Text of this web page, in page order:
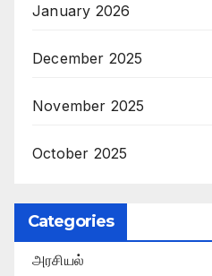
January 2026
December 2025
November 2025
October 2025
Categories
அரசியல்